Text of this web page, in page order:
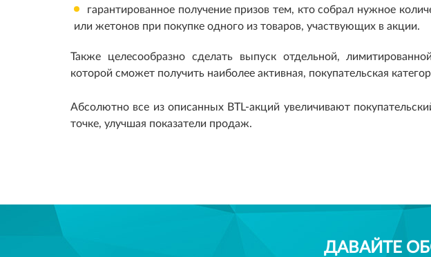
гарантированное получение призов тем, кто собрал нужное
или жетонов при покупке одного из товаров, участвующих в акции.
Также целесообразно сделать выпуск отдельной,
которой сможет получить наиболее активная, покупательская
Абсолютно все из описанных BTL-акций увеличивают
точке, улучшая показатели продаж.
ДАВАЙТЕ